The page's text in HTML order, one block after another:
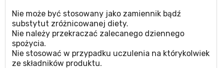
Nie może być stosowany jako zamiennik bądź
substytut zróżnicowanej diety.
Nie należy przekraczać zalecanego dziennego
spożycia.
Nie stosować w przypadku uczulenia na którykolwiek
ze składników produktu.